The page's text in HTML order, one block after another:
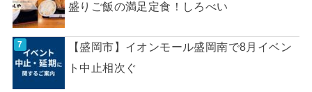
盛りご飯の満足定食！しろべい
【盛岡市】イオンモール盛岡南で8月イベン
ト中止相次ぐ